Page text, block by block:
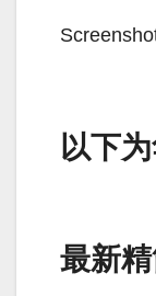
以下
最新